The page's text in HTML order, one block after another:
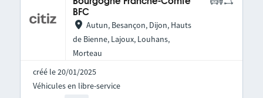
BFC
Autun, Besançon, Dijon, Hauts
de Bienne, Lajoux, Louhans,
Morteau
créé le 20/01/2025
Véhicules en libre-service